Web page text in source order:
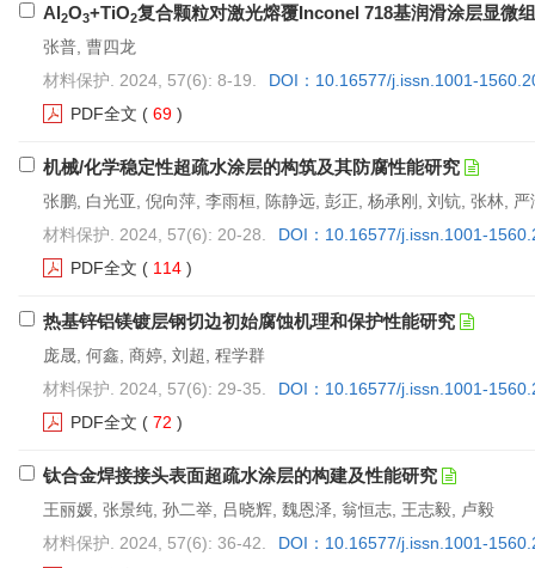
Al2O3+TiO2复合颗粒对激光熔覆Inconel 718基润滑涂层显微
张普, 曹四龙
材料保护. 2024, 57(6): 8-19.
DOI：10.16577/j.issn.1001-
PDF全文 ( 69 )
机械/化学稳定性超疏水涂层的构筑及其防腐性能研究
张鹏, 白光亚, 倪向萍, 李雨桓, 陈静远, 彭正, 杨承刚, 刘钪, 张林, 严
材料保护. 2024, 57(6): 20-28.
DOI：10.16577/j.issn.1001-
PDF全文 ( 114 )
热基锌铝镁镀层钢切边初始腐蚀机理和保护性能研究
庞晟, 何鑫, 商婷, 刘超, 程学群
材料保护. 2024, 57(6): 29-35.
DOI：10.16577/j.issn.1001-
PDF全文 ( 72 )
钛合金焊接接头表面超疏水涂层的构建及性能研究
王丽媛, 张景纯, 孙二举, 吕晓辉, 魏恩泽, 翁恒志, 王志毅, 卢毅
材料保护. 2024, 57(6): 36-42.
DOI：10.16577/j.issn.1001-